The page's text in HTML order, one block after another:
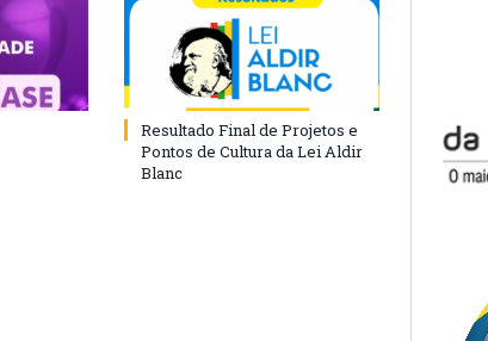
Resultado Final de Projetos e
Pontos de Cultura da Lei Aldir
Blanc